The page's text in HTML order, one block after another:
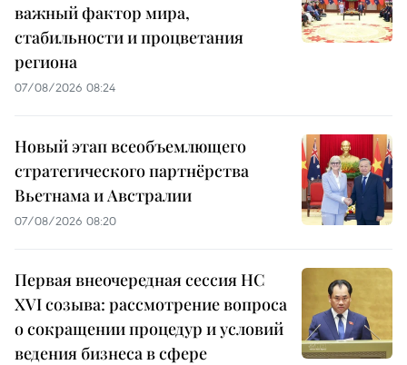
важный фактор мира,
стабильности и процветания
региона
07/08/2026 08:24
Новый этап всеобъемлющего
стратегического партнёрства
Вьетнама и Австралии
07/08/2026 08:20
Первая внеочередная сессия НС
XVI созыва: рассмотрение вопроса
о сокращении процедур и условий
ведения бизнеса в сфере